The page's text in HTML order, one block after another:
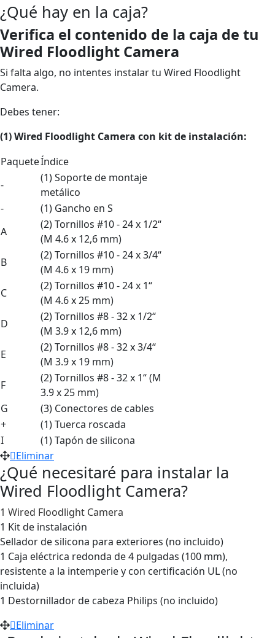
¿Qué hay en la caja?
Verifica el contenido de la caja de tu
Wired Floodlight Camera
Si falta algo, no intentes instalar tu Wired Floodlight
Camera.
Debes tener:
(1) Wired Floodlight Camera con kit de instalación:
PaqueteÍndice
-
(1) Soporte de montaje
metálico
-
(1) Gancho en S
A
(2) Tornillos #10 - 24 x 1/2“
(M 4.6 x 12,6 mm)
B
(2) Tornillos #10 - 24 x 3/4“
(M 4.6 x 19 mm)
C
(2) Tornillos #10 - 24 x 1“
(M 4.6 x 25 mm)
D
(2) Tornillos #8 - 32 x 1/2“
(M 3.9 x 12,6 mm)
E
(2) Tornillos #8 - 32 x 3/4“
(M 3.9 x 19 mm)
F
(2) Tornillos #8 - 32 x 1“ (M
3.9 x 25 mm)
G
(3) Conectores de cables
+
(1) Tuerca roscada
I
(1) Tapón de silicona
Eliminar
¿Qué necesitaré para instalar la
Wired Floodlight Camera?
1 Wired Floodlight Camera
1 Kit de instalación
Sellador de silicona para exteriores (no incluido)
1 Caja eléctrica redonda de 4 pulgadas (100 mm),
resistente a la intemperie y con certificación UL (no
incluida)
1 Destornillador de cabeza Philips (no incluido)
Eliminar